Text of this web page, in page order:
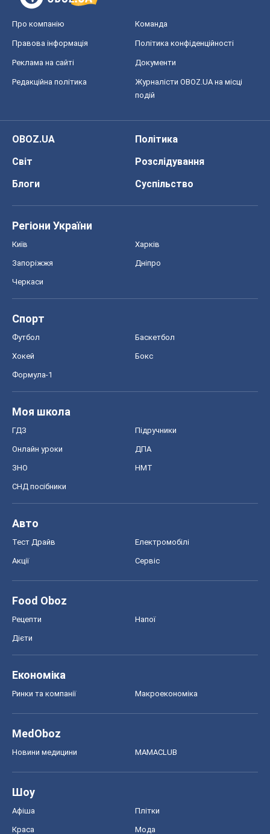
Про компанію Команда
Правова інформація Політика конфіденційності
Документи
Редакційна політика
Журналісти OBOZ.UA на місці
Блоги
Регіони України
Київ
Запоріжжя Дніпро
Черкаси
Спорт
Футбол
Хокей Бокс
Формула-1
Моя школа
ГДЗ Підручники
Онлайн уроки
ЗНО НМТ
СНД посібники
Авто
Тест Драйв Електромобілі
Акції
Food Oboz
Рецепти Напої
Дієти
Економіка
Ринки та компанії
MedOboz
Новини медицини
Шоу